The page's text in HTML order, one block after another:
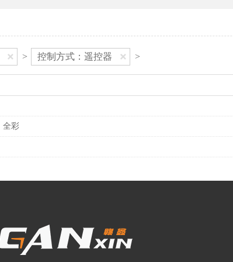
> 控制方式：遥控器 >
全彩